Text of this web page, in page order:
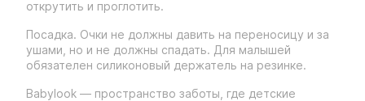
открутить и проглотить.
Посадка. Очки не должны давить на переносицу и за
ушами, но и не должны спадать. Для малышей
обязателен силиконовый держатель на резинке.
Babylook — пространство заботы, где детские